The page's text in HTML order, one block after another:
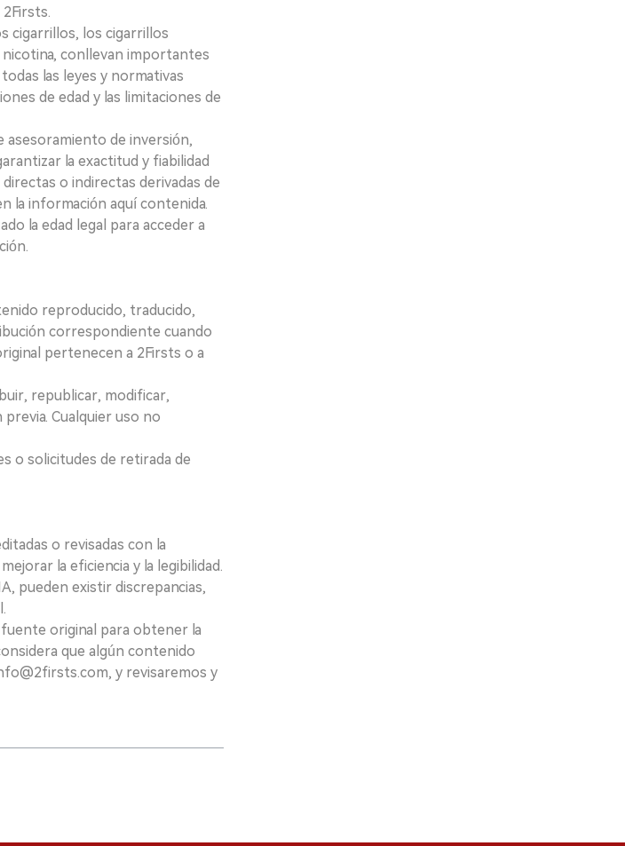
cigarrillos, los cigarrillos
conllevan importantes
las leyes y normativas
de edad y las limitaciones de
de inversión,
la exactitud y fiabilidad
o indirectas derivadas de
la información aquí contenida.
la edad legal para acceder a
reproducido, traducido,
correspondiente cuando
pertenecen a 2Firsts o a
republicar, modificar,
Cualquier uso no
o solicitudes de retirada de
o revisadas con la
la eficiencia y la legibilidad.
pueden existir discrepancias,
original para obtener la
que algún contenido
y revisaremos y